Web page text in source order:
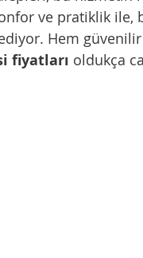
ve pratiklik ile,
Hem
fiyatları oldukça